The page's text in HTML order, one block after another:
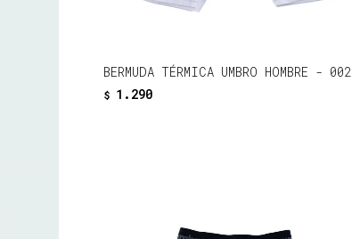
BERMUDA TÉRMICA UMBRO HOMBRE - 002
$ 1.290